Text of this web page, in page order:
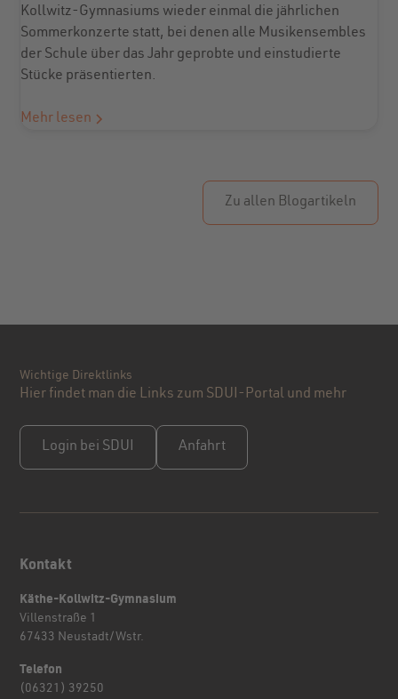
Kollwitz-Gymnasiums wieder einmal die jährlichen
Sommerkonzerte statt, bei denen alle Musikensembles
der Schule über das Jahr geprobte und einstudierte
Stücke präsentierten.
Mehr lesen
Zu allen Blogartikeln
Wichtige Direktlinks
Hier findet man die Links zum SDUI-Portal und mehr
Login bei SDUI Anfahrt
Kontakt
Käthe-Kollwitz-Gymnasium
Villenstraße 1
67433 Neustadt/Wstr.
Telefon
(06321) 39250